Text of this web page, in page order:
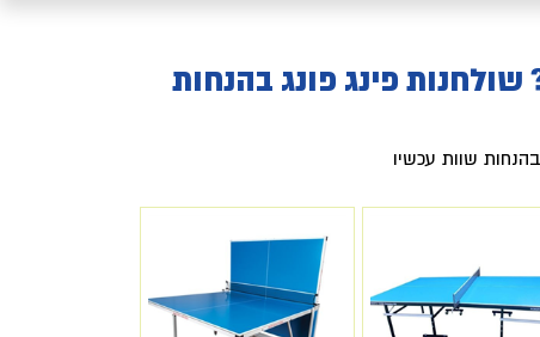
פינג פונג בהנחות
שוות עכשיו